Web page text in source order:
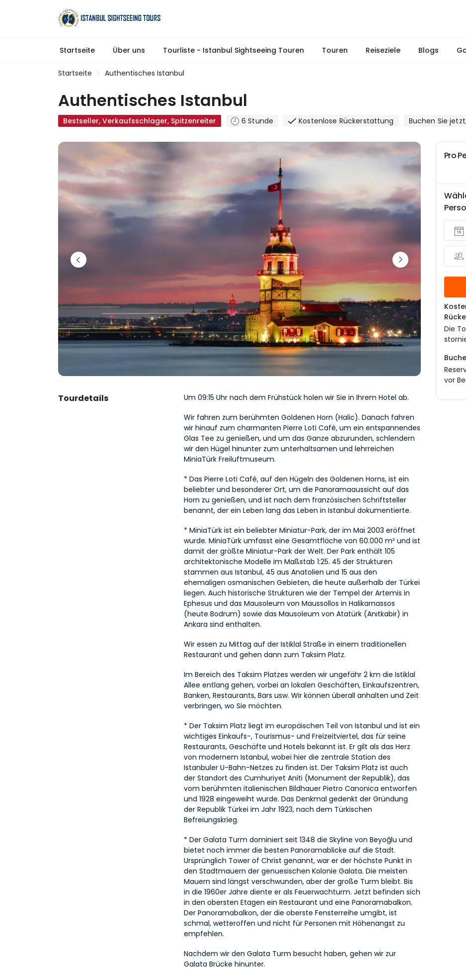
Startseite Über uns Tourliste - Istanbul Sightseeing Touren Touren Reiseziele Blogs
Startseite Authentisches Istanbul
Authentisches Istanbul
Bestseller, Verkaufsschlager, Spitzenreiter 6 Stunde Kostenlose Rückerstattung Buchen Sie
Tourdetails
Um 09:15 Uhr nach dem Frühstück holen wir Sie in Ihrem Hotel ab.
Wir fahren zum berühmten Goldenen Horn (Halic). Danach fahren
wir hinauf zum charmanten Pierre Loti Café, um ein entspannendes
Glas Tee zu genießen, und um das Ganze abzurunden, schlendern
wir den Hügel hinunter zum unterhaltsamen und lehrreichen
MiniaTürk Freiluftmuseum.
* Das Pierre Loti Café, auf den Hügeln des Goldenen Horns, ist ein
beliebter und besonderer Ort, um die Panoramaaussicht auf das
Horn zu genießen, und ist nach dem französischen Schriftsteller
benannt, der ein Leben lang das Leben in Istanbul dokumentierte.
* MiniaTürk ist ein beliebter Miniatur-Park, der im Mai 2003 eröffnet
wurde. MiniaTürk umfasst eine Gesamtfläche von 60.000 m² und ist
damit der größte Miniatur-Park der Welt. Der Park enthält 105
architektonische Modelle im Maßstab 1:25. 45 der Strukturen
stammen aus Istanbul, 45 aus Anatolien und 15 aus den
ehemaligen osmanischen Gebieten, die heute außerhalb der Türkei
liegen. Auch historische Strukturen wie der Tempel der Artemis in
Ephesus und das Mausoleum von Maussollos in Halikarnassos
(heute Bodrum) sowie das Mausoleum von Atatürk (Anıtkabir) in
Ankara sind enthalten.
Wir essen zu Mittag auf der Istiklal Straße in einem traditionellen
Restaurant und gehen dann zum Taksim Platz.
Im Bereich des Taksim Platzes werden wir ungefähr 2 km die Istiklal
Allee entlang gehen, vorbei an lokalen Geschäften, Einkaufszentren,
Banken, Restaurants, Bars usw. Wir können überall anhalten und Zeit
verbringen, wo Sie möchten.
* Der Taksim Platz liegt im europäischen Teil von Istanbul und ist ein
wichtiges Einkaufs-, Tourismus- und Freizeitviertel, das für seine
Restaurants, Geschäfte und Hotels bekannt ist. Er gilt als das Herz
von modernem Istanbul, wobei hier die zentrale Station des
Istanbuler U-Bahn-Netzes zu finden ist. Der Taksim Platz ist auch
der Standort des Cumhuriyet Aniti (Monument der Republik), das
vom berühmten italienischen Bildhauer Pietro Canonica entworfen
und 1928 eingeweiht wurde. Das Denkmal gedenkt der Gründung
der Republik Türkei im Jahr 1923, nach dem Türkischen
Befreiungskrieg.
* Der Galata Turm dominiert seit 1348 die Skyline von Beyoğlu und
bietet noch immer die besten Panoramablicke auf die Stadt.
Ursprünglich Tower of Christ genannt, war er der höchste Punkt in
den Stadtmauern der genuesischen Kolonie Galata. Die meisten
Mauern sind längst verschwunden, aber der große Turm bleibt. Bis
in die 1960er Jahre diente er als Feuerwachturm. Jetzt befinden sich
in den obersten Etagen ein Restaurant und eine Panoramabalkon.
Der Panoramabalkon, der die oberste Fensterreihe umgibt, ist
schmal, wetteroffen und nicht für Personen mit Höhenangst zu
empfehlen.
Nachdem wir den Galata Turm besucht haben, gehen wir zur
Galata Brücke hinunter.
Pro
Die
vor